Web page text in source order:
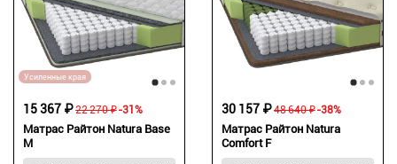
Усиленные края
Матрас Райтон Natura Base
M
22 270 ₽
15 367 ₽ -31%
Матрас Райтон Natura
Comfort F
48 640 ₽
30 157 ₽ -38%